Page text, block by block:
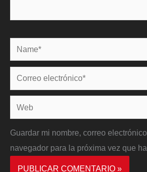
Name*
Correo
electrónico*
Web
Guardar mi nombre, correo
navegador para la próxima vez que